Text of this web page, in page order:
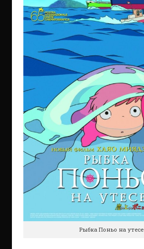
Рыбка Поньо на утесе